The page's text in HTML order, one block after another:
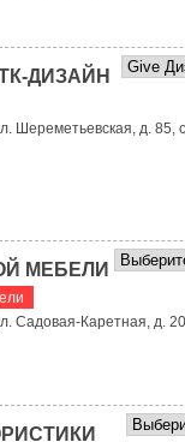
ДИЗАЙН
Шереметьевская, д. 85,
МЕБЕЛИ
Садовая-Каретная, д.